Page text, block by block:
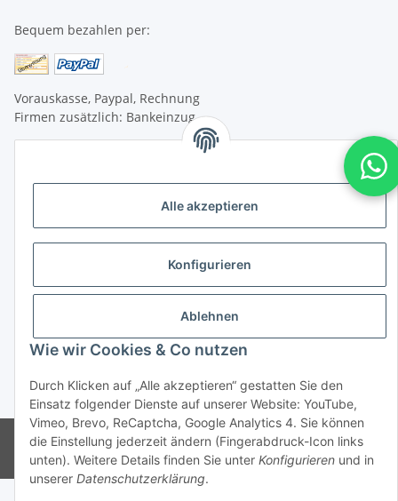
Alle akzeptieren
Konfigurieren
Ablehnen
Wie wir Cookies & Co nutzen
Durch Klicken auf „Alle akzeptieren“ gestatten Sie den
Einsatz folgender Dienste auf unserer Website: YouTube,
Vimeo, Brevo, ReCaptcha, Google Analytics 4. Sie können
die Einstellung jederzeit ändern (Fingerabdruck-Icon links
unten). Weitere Details finden Sie unter Konfigurieren und in
unserer Datenschutzerklärung.
Bequem bezahlen per:
Vorauskasse, Paypal, Rechnung
Firmen zusätzlich: Bankeinzug
Versandkosten für Deutschland:
Privatkunden:
Firmenkunden:
Wir liefern per DHL Paket (auch an Packstationen)
Versand ins Ausland siehe
* Alle Preise inkl. gesetzlicher USt., zzgl. Versand
© CMD Naturkosmetik
Powered byJTL-Shop